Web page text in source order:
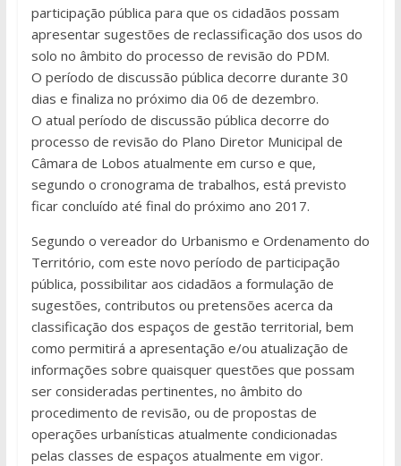
participação pública para que os cidadãos possam
apresentar sugestões de reclassificação dos usos do
solo no âmbito do processo de revisão do PDM.
O período de discussão pública decorre durante 30
dias e finaliza no próximo dia 06 de dezembro.
O atual período de discussão pública decorre do
processo de revisão do Plano Diretor Municipal de
Câmara de Lobos atualmente em curso e que,
segundo o cronograma de trabalhos, está previsto
ficar concluído até final do próximo ano 2017.
Segundo o vereador do Urbanismo e Ordenamento do
Território, com este novo período de participação
pública, possibilitar aos cidadãos a formulação de
sugestões, contributos ou pretensões acerca da
classificação dos espaços de gestão territorial, bem
como permitirá a apresentação e/ou atualização de
informações sobre quaisquer questões que possam
ser consideradas pertinentes, no âmbito do
procedimento de revisão, ou de propostas de
operações urbanísticas atualmente condicionadas
pelas classes de espaços atualmente em vigor.